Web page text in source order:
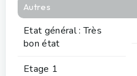
Autres
Etat général : Très
bon état
Etage 1